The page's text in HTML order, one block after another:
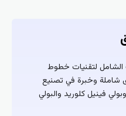
الشامل لتقنيات خطوط
شاملة وخبرة في تصنيع
فينيل كلوريد والبولي